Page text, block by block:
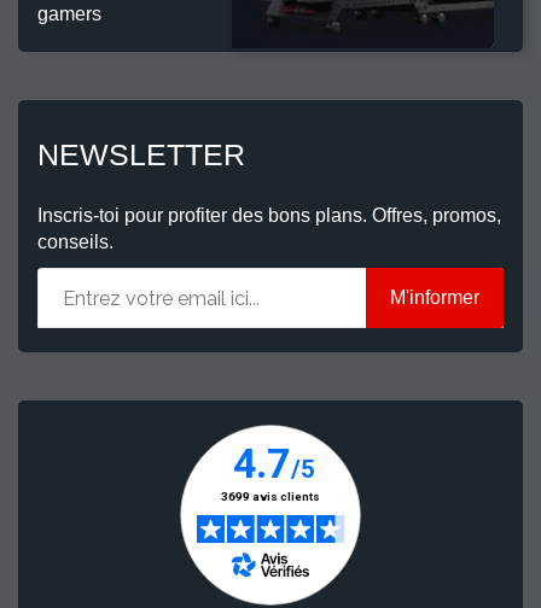
gamers
NEWSLETTER
Inscris-toi pour profiter des bons plans. Offres, promos,
conseils.
M'informer